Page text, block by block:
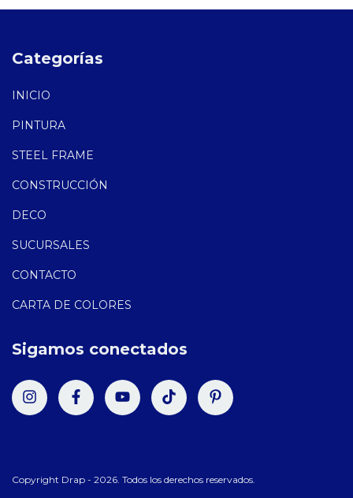
Categorías
INICIO
PINTURA
STEEL FRAME
CONSTRUCCIÓN
DECO
SUCURSALES
CONTACTO
CARTA DE COLORES
Sigamos conectados
Copyright Drap - 2026. Todos los derechos reservados.